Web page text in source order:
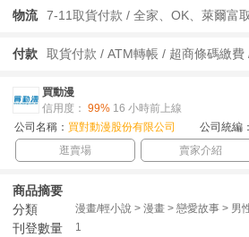
物流
付款 取貨付款 / ATM轉帳 / 超商條碼繳
買動漫
信用度： 99% 16 小時前上線
公司名稱： 買對動漫股份有限公司 公司統編：
逛賣場
賣家介紹
商品摘要
分類
漫畫/輕小說 > 漫畫 > 戀愛故事 > 男
刊登數量 1